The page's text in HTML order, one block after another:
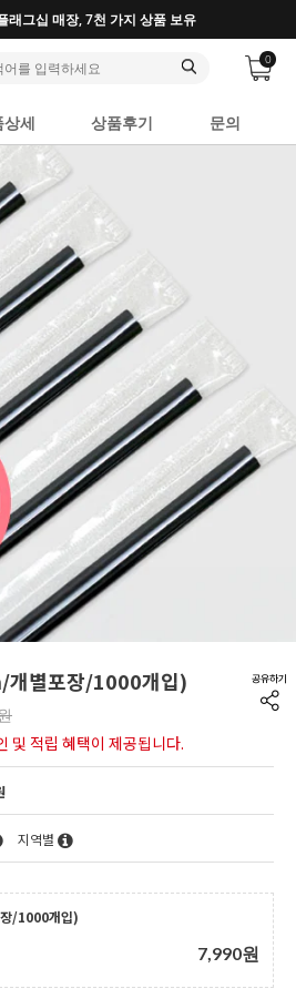
♥ 회원가입 특별혜택 (사업자 추가혜택) ♥
0
상세 상품후기 문의
별포장/1000개입)
및 적립 혜택이 제공됩니다.
지역별
/1000개입)
7,990원